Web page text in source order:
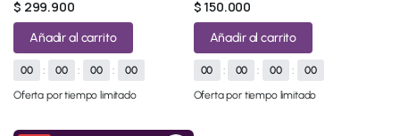
$ 299.900
Añadir al carrito
00 : 00 : 00 :
00
Oferta por tiempo limitado
$ 150.000
Añadir al carrito
00 : 00 : 00 :
00
Oferta por tiempo limitado